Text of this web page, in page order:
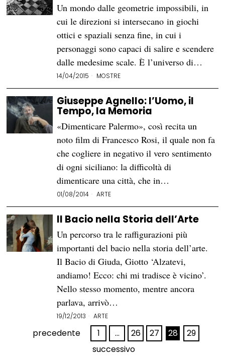
Un mondo dalle geometrie impossibili, in
cui le direzioni si intersecano in giochi
ottici e spaziali senza fine, in cui i
personaggi sono capaci di salire e scendere
dalle medesime scale. È l’universo di…
14/04/2015 MOSTRE
Giuseppe Agnello: l’Uomo, il
Tempo, la Memoria
«Dimenticare Palermo», così recita un
noto film di Francesco Rosi, il quale non fa
che cogliere in negativo il vero sentimento
di ogni siciliano: la difficoltà di
dimenticare una città, che in…
01/08/2014 ARTE
Il Bacio nella Storia dell’Arte
Un percorso tra le raffigurazioni più
importanti del bacio nella storia dell’arte.
Il Bacio di Giuda, Giotto ‘Alzatevi,
andiamo! Ecco: chi mi tradisce è vicino’.
Nello stesso momento, mentre ancora
parlava, arrivò…
19/12/2013 ARTE
precedente 1 … 26 27 28
29
successivo